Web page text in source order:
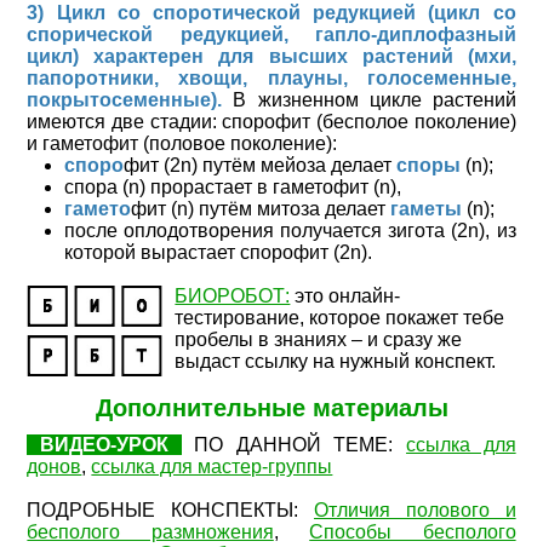
3) Цикл со споротической редукцией (цикл со
спорической редукцией, гапло-диплофазный
цикл) характерен для высших растений (мхи,
папоротники, хвощи, плауны, голосеменные,
покрытосеменные). В жизненном цикле растений
имеются две стадии: спорофит (бесполое поколение)
и гаметофит (половое поколение):
спорофит (2n) путём мейоза делает споры (n);
спора (n) прорастает в гаметофит (n),
гаметофит (n) путём митоза делает гаметы (n);
после оплодотворения получается зигота (2n), из
которой вырастает спорофит (2n).
БИОРОБОТ: это онлайн-
тестирование, которое покажет тебе
пробелы в знаниях – и сразу же
выдаст ссылку на нужный конспект.
Дополнительные материалы
ВИДЕО-УРОК ПО ДАННОЙ ТЕМЕ:ссылка для
донов,ссылка для мастер-группы
ПОДРОБНЫЕ КОНСПЕКТЫ: Отличия полового и
бесполого размножения,Способы бесполого